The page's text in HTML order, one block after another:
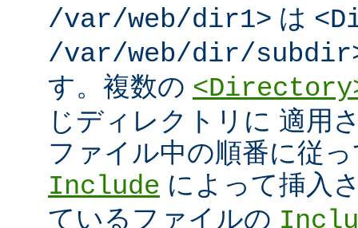
/var/web/dir1> は
/var/web/dir/
す。複数の
じディレクトリに 適用
ファイル中の順番に従
Include によって挿入
ているファイルの